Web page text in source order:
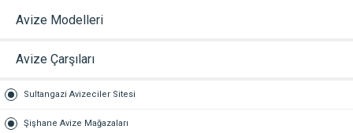
Avize Modelleri
Avize Çarşıları
Sultangazi Avizeciler Sitesi
Şişhane Avize Mağazaları